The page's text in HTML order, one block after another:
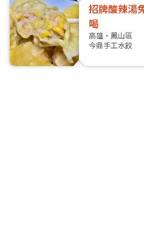
招牌酸辣湯
喝
高雄・鳳山區
今鼎手工水餃